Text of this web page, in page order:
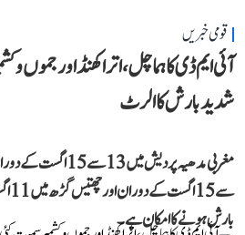
قومی خبریں
آئی ایم ڈی کا ہماچل، اتراکھنڈ اور جموں
شدید بارش کا الرٹ
سے
بارش ہونے کا امکان ہے۔